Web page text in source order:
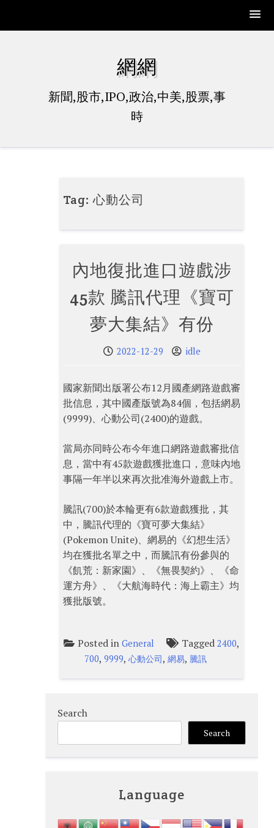
網網
新聞,股市,IPO,政治,中美,股票,事
時
Tag:心動公司
內地復批進口遊戲涉
45款 騰訊代理《寶可
夢大集結》有份
2022-12-29 idle
國家新聞出版署公布12月國產網路遊戲審
批信息，其中國產版號為84個，包括網易
(9999)、心動公司(2400)的遊戲。
當局亦同時公布今年進口網路遊戲審批信
息，當中有45款遊戲獲批進口，意味內地
事隔一年半以來再次批准海外遊戲上市。
騰訊(700)於本輪更有6款遊戲獲批，其
中，騰訊代理的《寶可夢大集結》
(Pokemon Unite)、網易的《幻想生活》
均在獲批名單之中，而騰訊有份參與的
《飢荒：新家園》、《無畏契約》、《命
運方舟》、《大航海時代：海上霸主》均
獲批版號。
Posted inGeneral Tagged2400,
700,9999,心動公司,網易, 騰訊
Search
Search
Language